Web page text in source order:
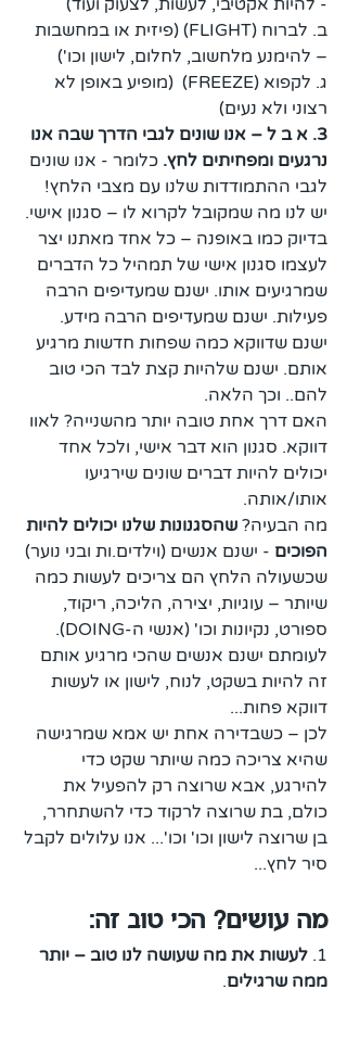
- להיות אקטיבי, לעשות, לצעוק ועוד)
ב. לברוח (FLIGHT) (פיזית או במחשבות
– להימנע מלחשוב, לחלום, לישון וכו')
ג. לקפוא (FREEZE)  (מופיע באופן לא
רצוני ולא נעים)
3. א ב ל – אנו שונים לגבי הדרך שבה אנו
נרגעים ומפחיתים לחץ. כלומר - אנו שונים
לגבי ההתמודדות שלנו עם מצבי הלחץ!
יש לנו מה שמקובל לקרוא לו – סגנון אישי.
בדיוק כמו באופנה – כל אחד מאתנו יצר
לעצמו סגנון אישי של תמהיל כל הדברים
שמרגיעים אותו. ישנם שמעדיפים הרבה
פעילות. ישנם שמעדיפים הרבה מידע.
ישנם שדווקא כמה שפחות חדשות מרגיע
אותם. ישנם שלהיות קצת לבד הכי טוב
להם.. וכך הלאה.
האם דרך אחת טובה יותר מהשנייה? לאוו
דווקא. סגנון הוא דבר אישי, ולכל אחד
יכולים להיות דברים שונים שירגיעו
אותו/אותה.
מה הבעיה? שהסגנונות שלנו יכולים להיות
הפוכים - ישנם אנשים (וילדים.ות ובני נוער)
שכשעולה הלחץ הם צריכים לעשות כמה
שיותר – עוגיות, יצירה, הליכה, ריקוד,
ספורט, נקיונות וכו' (אנשי ה-DOING).
לעומתם ישנם אנשים שהכי מרגיע אותם
זה להיות בשקט, לנוח, לישון או לעשות
דווקא פחות...
לכן – כשבדירה אחת יש אמא שמרגישה
שהיא צריכה כמה שיותר שקט כדי
להירגע, אבא שרוצה רק להפעיל את
כולם, בת שרוצה לרקוד כדי להשתחרר,
בן שרוצה לישון וכו' וכו'... אנו עלולים לקבל
סיר לחץ...
מה עושים? הכי טוב זה:
1. לעשות את מה שעושה לנו טוב – יותר
ממה שרגילים.